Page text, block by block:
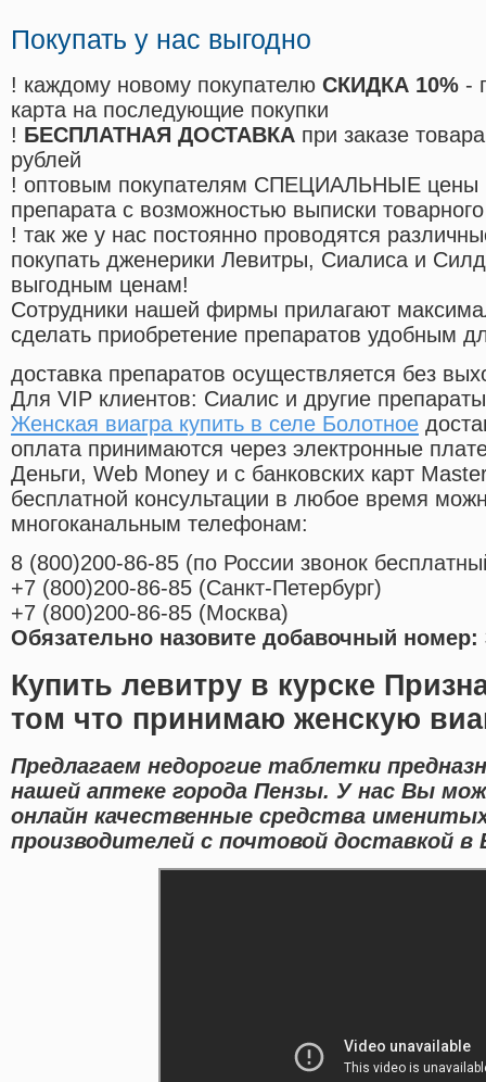
Покупать у нас выгодно
! каждому новому покупателю СКИДКА 10% -
карта на последующие покупки
! БЕСПЛАТНАЯ ДОСТАВКА при заказе
рублей
! оптовым покупателям СПЕЦИАЛЬНЫЕ цены
препарата с возможностью выписки
! так же у нас постоянно проводятся
покупать дженерики Левитры, Сиалиса и
выгодным ценам!
Cотрудники нашей фирмы прилагают
сделать приобретение препаратов удобным
доставка препаратов осуществляется без
Для VIP клиентов: Сиалис и другие
Женская виагра купить в селе Болотное
оплата принимаются через электронные
Деньги, Web Money и с банковских карт
бесплатной консультации в любое время
многоканальным телефонам:
8 (800)200-86-85 (по России звонок
+7 (800)200-86-85 (Санкт-Петербург)
+7 (800)200-86-85 (Москва)
Обязательно назовите добавочный номер:
Купить левитру в курске
том что принимаю женскую
Предлагаем недорогие таблетки
нашей аптеке города Пензы. У нас Вы
онлайн качественные средства
производителей с почтовой доставкой в